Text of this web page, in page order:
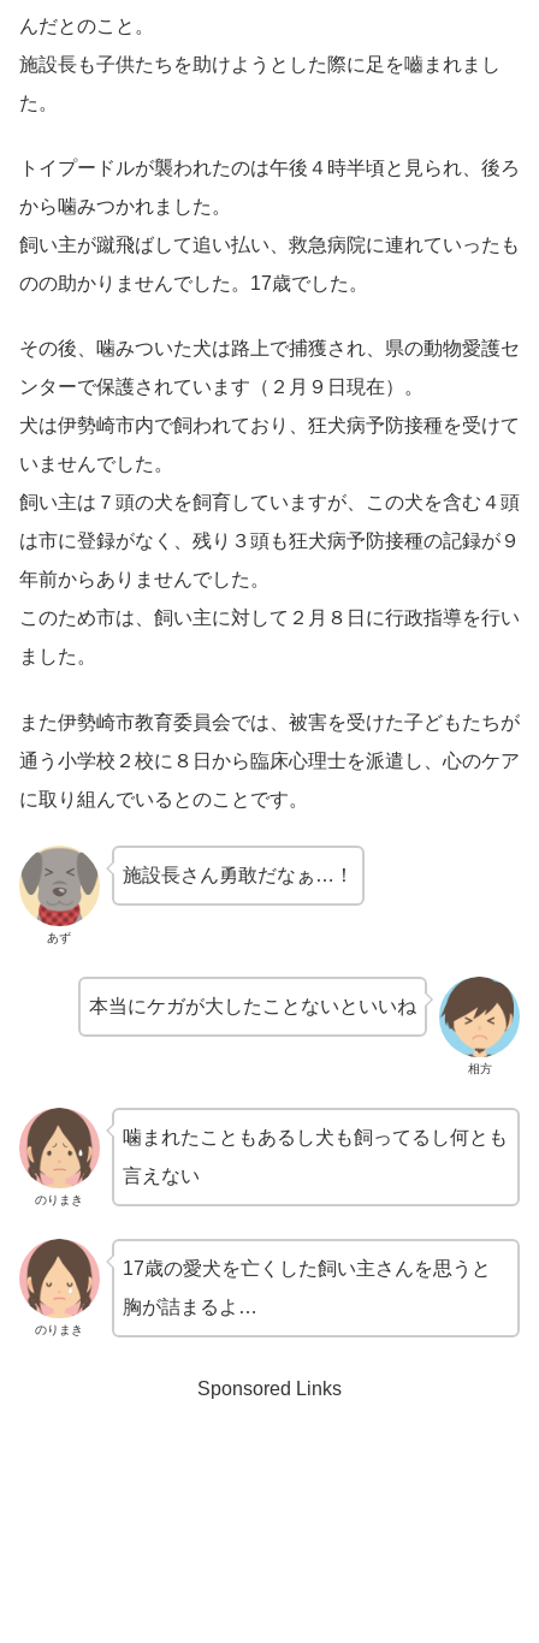
んだとのこと。
施設長も子供たちを助けようとした際に足を嚙まれまし
た。
トイプードルが襲われたのは午後４時半頃と見られ、後ろ
から噛みつかれました。
飼い主が蹴飛ばして追い払い、救急病院に連れていったも
のの助かりませんでした。17歳でした。
その後、噛みついた犬は路上で捕獲され、県の動物愛護セ
ンターで保護されています（２月９日現在）。
犬は伊勢崎市内で飼われており、狂犬病予防接種を受けて
いませんでした。
飼い主は７頭の犬を飼育していますが、この犬を含む４頭
は市に登録がなく、残り３頭も狂犬病予防接種の記録が９
年前からありませんでした。
このため市は、飼い主に対して２月８日に行政指導を行い
ました。
また伊勢崎市教育委員会では、被害を受けた子どもたちが
通う小学校２校に８日から臨床心理士を派遣し、心のケア
に取り組んでいるとのことです。
あず
施設長さん勇敢だなぁ…！
相方
本当にケガが大したことないといいね
のりまき
噛まれたこともあるし犬も飼ってるし何とも
言えない
のりまき
17歳の愛犬を亡くした飼い主さんを思うと
胸が詰まるよ…
Sponsored Links